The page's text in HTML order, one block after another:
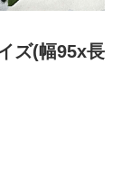
ズ(幅95x長